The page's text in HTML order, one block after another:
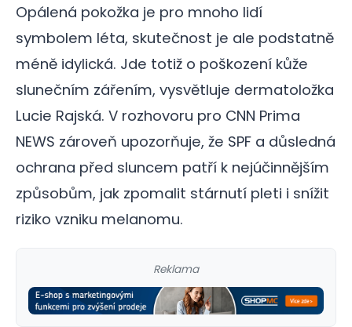
Opálená pokožka je pro mnoho lidí
symbolem léta, skutečnost je ale podstatně
méně idylická. Jde totiž o poškození kůže
slunečním zářením, vysvětluje dermatoložka
Lucie Rajská. V rozhovoru pro CNN Prima
NEWS zároveň upozorňuje, že SPF a důsledná
ochrana před sluncem patří k nejúčinnějším
způsobům, jak zpomalit stárnutí pleti i snížit
riziko vzniku melanomu.
Reklama